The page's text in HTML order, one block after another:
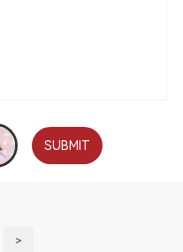
SUBMIT
>